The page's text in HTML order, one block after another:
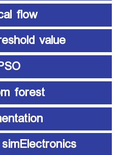
flow
value
forest
simElectronics در Simulink